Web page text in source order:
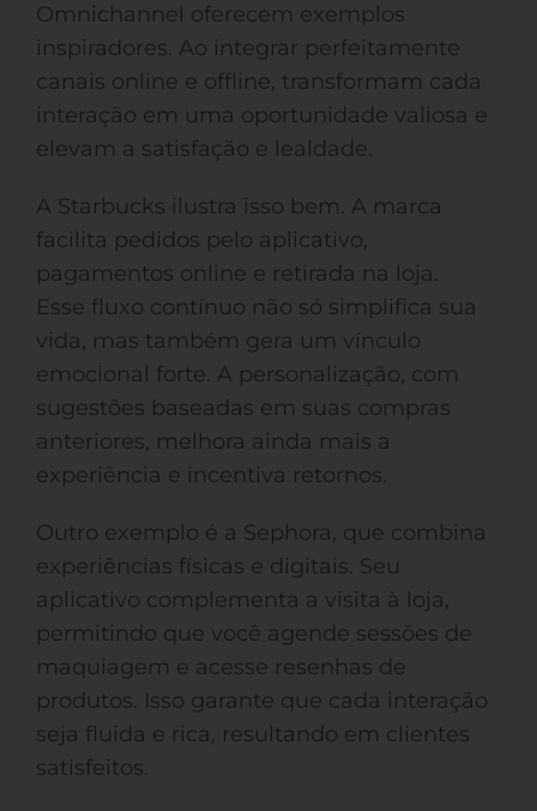
Omnichannel oferecem exemplos
inspiradores. Ao integrar perfeitamente
canais online e offline, transformam cada
interação em uma oportunidade valiosa e
elevam a satisfação e lealdade.
A Starbucks ilustra isso bem. A marca
facilita pedidos pelo aplicativo,
pagamentos online e retirada na loja.
Esse fluxo contínuo não só simplifica sua
vida, mas também gera um vínculo
emocional forte. A personalização, com
sugestões baseadas em suas compras
anteriores, melhora ainda mais a
experiência e incentiva retornos.
Outro exemplo é a Sephora, que combina
experiências físicas e digitais. Seu
aplicativo complementa a visita à loja,
permitindo que você agende sessões de
maquiagem e acesse resenhas de
produtos. Isso garante que cada interação
seja fluida e rica, resultando em clientes
satisfeitos.